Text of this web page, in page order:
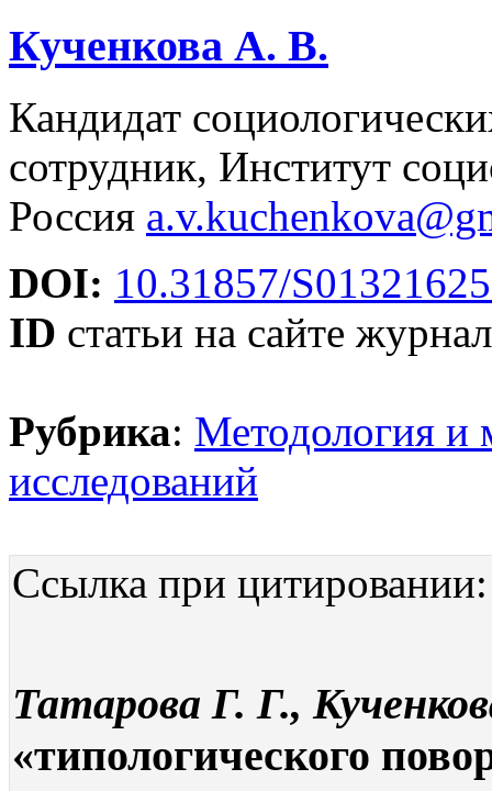
Кученкова А. В.
Кандидат
сотрудник, Институт
Россия
DOI: 10.31857/
ID статьи на сайте
Рубрика: Методология и
исследований
Ссылка при цитировании:
Татарова Г. Г.,
«типологического